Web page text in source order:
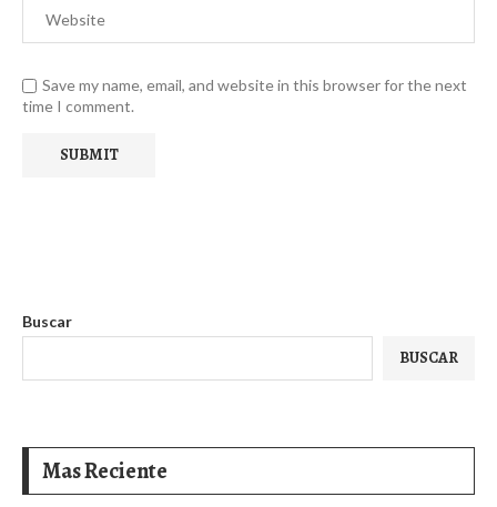
Save my name, email, and website in this browser for the next
time I comment.
Buscar
BUSCAR
Mas Reciente